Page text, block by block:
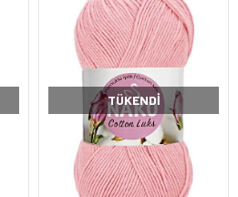
TÜKENDI